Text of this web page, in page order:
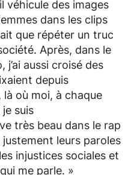
véhicule des images
dans les clips
que répéter un truc
Après, dans le
aussi croisé des
depuis
où moi, à chaque
suis
très beau dans le rap
leurs paroles
injustices sociales et
me parle. »